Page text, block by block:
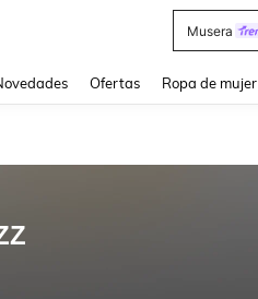
Musera
Ofertas Ropa de mujer